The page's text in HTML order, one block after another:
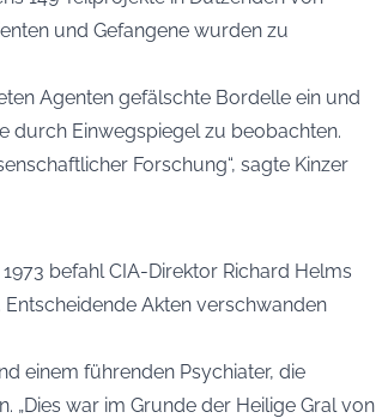
und Gefangene wurden zu
Agenten gefälschte Bordelle ein und
durch Einwegspiegel zu beobachten.
Forschung“, sagte Kinzer
befahl CIA-Direktor Richard Helms
Akten verschwanden
einem führenden Psychiater, die
„Dies war im Grunde der Heilige Gral von